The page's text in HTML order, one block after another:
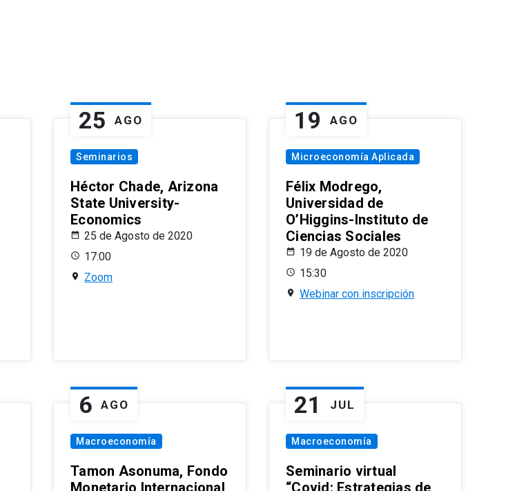
25 AGO
Seminarios
Héctor Chade, Arizona
State University-
Economics
25 de Agosto de 2020
17:00
Zoom
19 AGO
Microeconomía Aplicada
Félix Modrego,
Universidad de
O’Higgins-Instituto de
Ciencias Sociales
19 de Agosto de 2020
15:30
Webinar con inscripción
6 AGO
Macroeconomía
Tamon Asonuma, Fondo
21 JUL
Macroeconomía
Seminario virtual